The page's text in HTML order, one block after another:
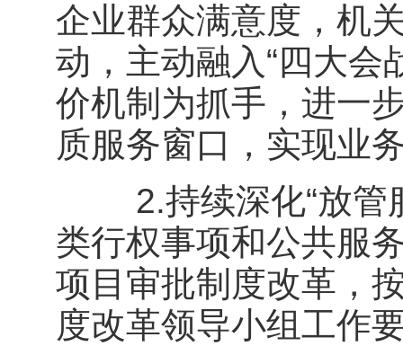
企业群众满意度，机
动，主动融入“四大会
价机制为抓手，进一
质服务窗口，实现业
2.持续深化“放管服
类行权事项和公共服
项目审批制度改革，
度改革领导小组工作